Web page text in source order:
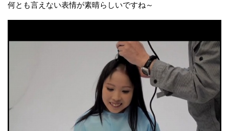
何とも言えない表情が素晴らしいですね～